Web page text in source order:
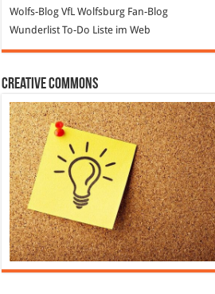
Wolfs-Blog VfL Wolfsburg Fan-Blog
Wunderlist To-Do Liste im Web
Creative Commons